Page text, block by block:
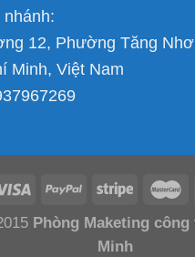
12, Phường Tăng
Minh, Việt Nam
Phòng Maketing
Minh